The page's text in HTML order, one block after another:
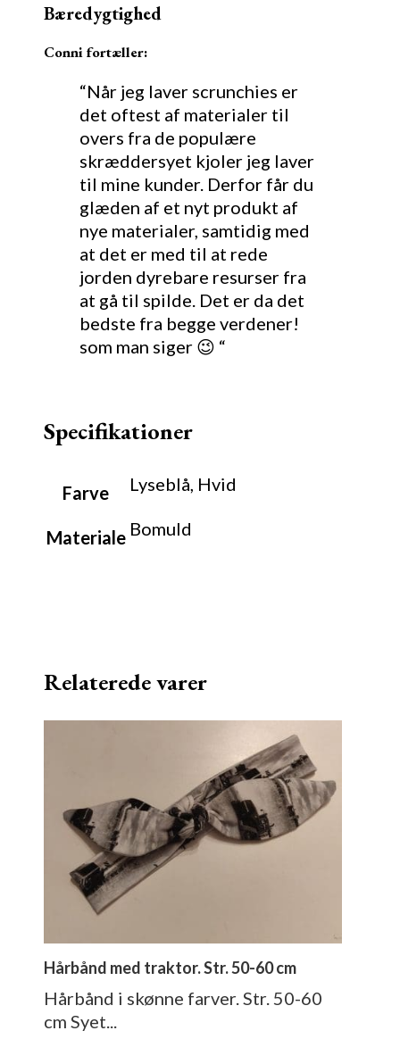
Bæredygtighed
Conni fortæller:
“Når jeg laver scrunchies er
det oftest af materialer til
overs fra de populære
skræddersyet kjoler jeg laver
til mine kunder. Derfor får du
glæden af et nyt produkt af
nye materialer, samtidig med
at det er med til at rede
jorden dyrebare resurser fra
at gå til spilde. Det er da det
bedste fra begge verdener!
som man siger 😉 “
Specifikationer
Farve Lyseblå, Hvid
Materiale Bomuld
Relaterede varer
Hårbånd med traktor. Str. 50-60 cm
Hårbånd i skønne farver. Str. 50-60
cm Syet...